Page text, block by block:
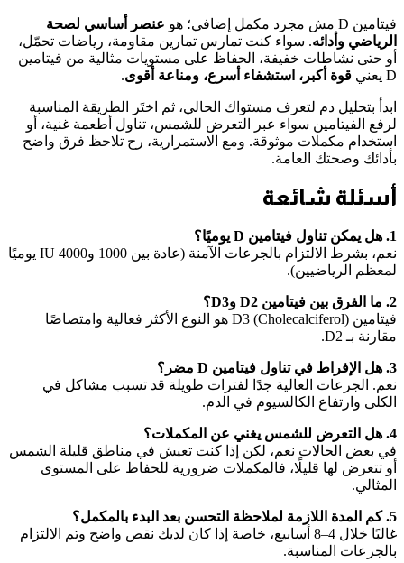
فيتامين D مش مجرد مكمل إضافي؛ هو
عنصر أساسي لصحة
الرياضي وأدائه. سواء كنت تمارس تمارين مقاومة، رياضات تحمّل،
أو حتى نشاطات خفيفة، الحفاظ على مستويات مثالية من فيتامين
D يعني
قوة أكبر، استشفاء أسرع، ومناعة أقوى.
ابدأ بتحليل دم لتعرف مستواك الحالي، ثم اختَر الطريقة المناسبة
لرفع الفيتامين سواء عبر التعرض للشمس، تناول أطعمة غنية، أو
استخدام مكملات موثوقة. ومع الاستمرارية، رح تلاحظ فرق واضح
بأدائك وصحتك العامة.
أسئلة شائعة
1. هل يمكن تناول فيتامين D يوميًا؟
نعم، بشرط الالتزام بالجرعات الآمنة (عادة بين 1000 و4000 IU يوميًا
لمعظم الرياضيين).
2. ما الفرق بين فيتامين D2 وD3؟
فيتامين D3 (Cholecalciferol) هو النوع الأكثر فعالية وامتصاصًا
مقارنة بـ D2.
3. هل الإفراط في تناول فيتامين D مضر؟
نعم. الجرعات العالية جدًا لفترات طويلة قد تسبب مشاكل في
الكلى وارتفاع الكالسيوم في الدم.
4. هل التعرض للشمس يغني عن المكملات؟
في بعض الحالات نعم، لكن إذا كنت تعيش في مناطق قليلة الشمس
أو تتعرض لها قليلًا، فالمكملات ضرورية للحفاظ على المستوى
المثالي.
5. كم المدة اللازمة لملاحظة التحسن بعد البدء بالمكمل؟
غالبًا خلال 4–8 أسابيع، خاصة إذا كان لديك نقص واضح وتم الالتزام
بالجرعات المناسبة.